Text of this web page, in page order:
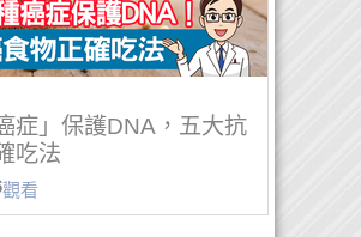
症」保護DNA，五大抗
吃法
觀看